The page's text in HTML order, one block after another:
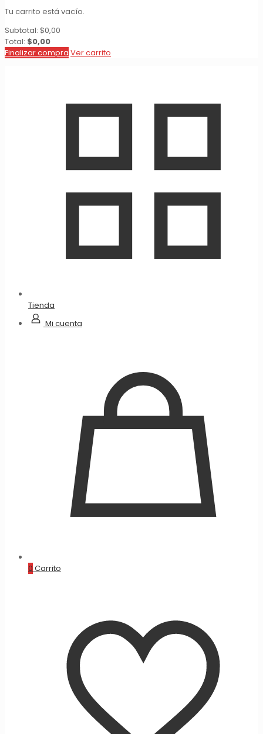
Tu carrito está vacío.
Subtotal: $0,00
Total: $0,00
Finalizar compra Ver carrito
Tienda
Mi cuenta
0 Carrito